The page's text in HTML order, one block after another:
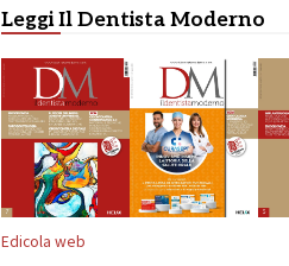
Leggi Il Dentista Moderno
Edicola web